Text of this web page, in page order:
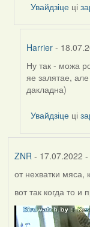
Увайдзіце ці
Harrier -
In
reply
to
Lighty
Ну так - можа
яе залятае,
дакладна)
Увайдзіце ці
ZNR- 17.07.2022 -
от нехватки мяса,
вот так когда то и